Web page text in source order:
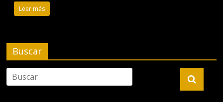
Leer más
Buscar